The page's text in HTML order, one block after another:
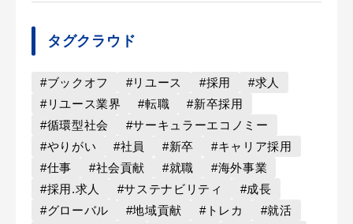
タグクラウド
#ブックオフ #リユース #採用
#求人
#リユース業界
#転職
#新卒採用
#循環型社会
#サーキュラーエコノミー
#やりがい
#社員 #新卒
#キャリア採用
#仕事
#社会貢献 #就職
#海外事業
#採用.求人
#サステナビリティ
#成長
#グローバル
#地域貢献 #トレカ
#就活